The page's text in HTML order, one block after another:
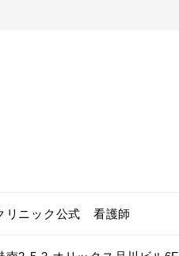
リニック公式 看護師